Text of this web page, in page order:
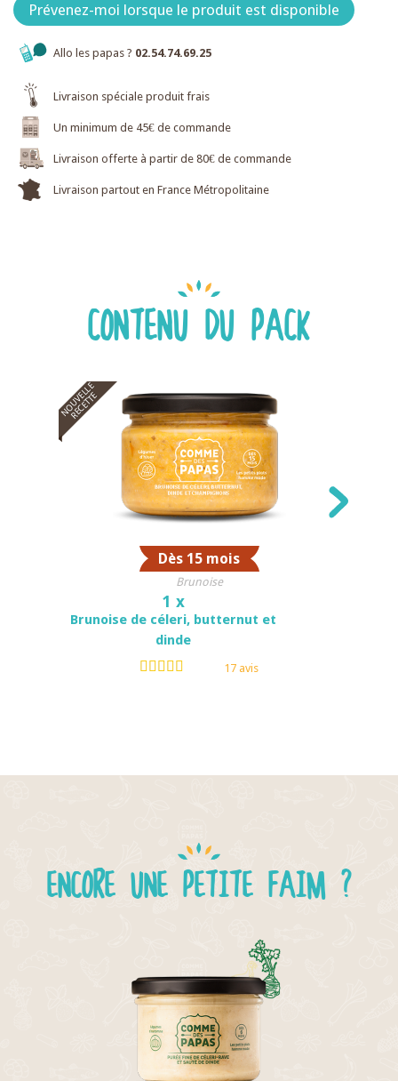
Prévenez-moi lorsque le produit est disponible
Allo les papas ? 02.54.74.69.25
Livraison spéciale produit frais
Un minimum de 45€ de commande
Livraison offerte à partir de 80€ de commande
Livraison partout en France Métropolitaine
CONTENU DU PACK
NOUVELLE
RECETTE
Dès 15 mois
Brunoise
1 x
Brunoise de céleri, butternut et
dinde
17 avis
ENCORE UNE PETITE FAIM ?